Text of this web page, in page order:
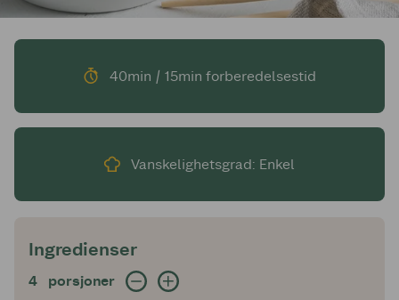
40min / 15min forberedelsestid
Vanskelighetsgrad: Enkel
Ingredienser
4 porsjoner
4 porsjoner